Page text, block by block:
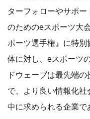
ターフォローやサポ
のためのeスポーツ大
ポーツ選手権』に特
体に対し、eスポーツ
ドウェーブは最先端
で、より良い情報化
中に求められる企業で